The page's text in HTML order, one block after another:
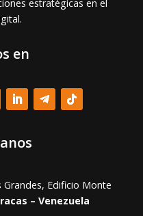
estratégicas en el
en
Edificio Monte
– Venezuela